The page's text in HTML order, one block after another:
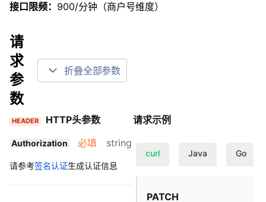
接口限频： 900/分钟（商户号维度）
请
求
参
数
折叠全部参数
HEADER HTTP头参数
Authorization 必填 string
请参考签名认证生成认证信息
请求示例
curl Java Go
PATCH